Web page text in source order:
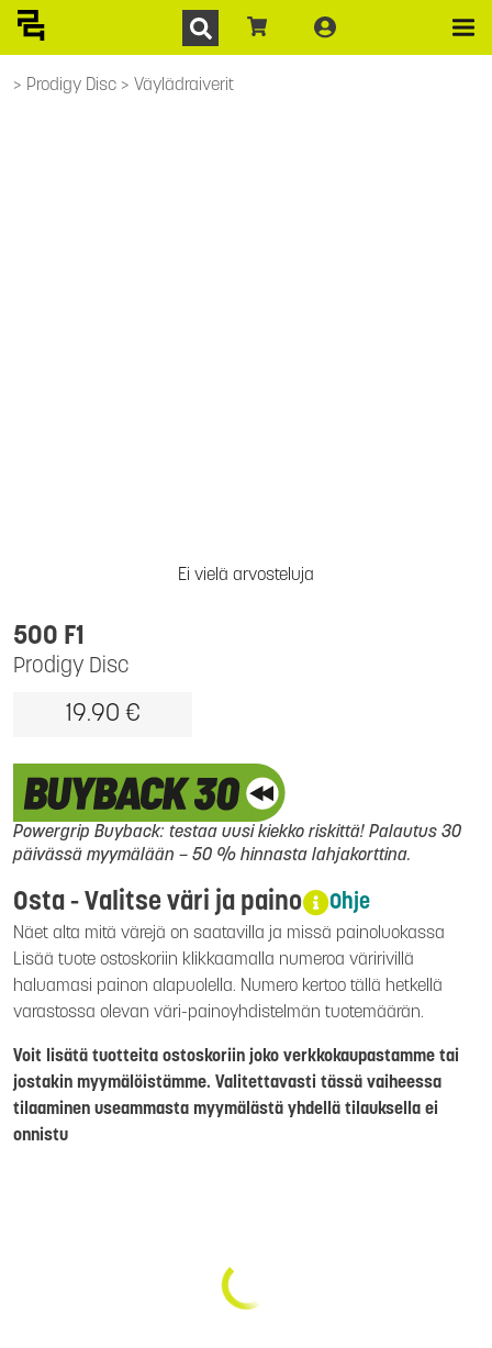
Prodigy Disc Väylädraiverit
Ei vielä arvosteluja
Prodigy Disc
500 F1
19.90 €
Powergrip Buyback: testaa uusi kiekko riskittä! Palautus 30
päivässä myymälään – 50 % hinnasta lahjakorttina.
Osta - Valitse väri ja paino Ohje
Näet alta mitä värejä on saatavilla ja missä painoluokassa
Lisää tuote ostoskoriin klikkaamalla numeroa väririvillä
haluamasi painon alapuolella. Numero kertoo tällä hetkellä
varastossa olevan väri-painoyhdistelmän tuotemäärän.
Voit lisätä tuotteita ostoskoriin joko verkkokaupastamme tai
jostakin myymälöistämme. Valitettavasti tässä vaiheessa
tilaaminen useammasta myymälästä yhdellä tilauksella ei
onnistu